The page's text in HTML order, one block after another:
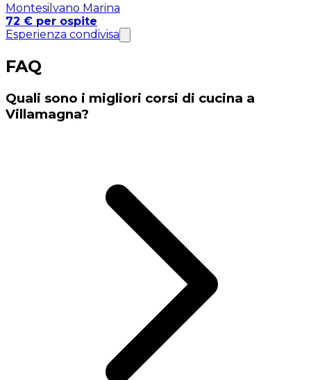
Montesilvano Marina
72 € per ospite
Esperienza condivisa
FAQ
Quali sono i migliori corsi di cucina a
Villamagna?